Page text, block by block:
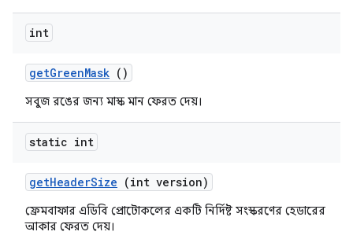
int
getGreenMask ()
সবুজ রঙের জন্য মাস্ক মান ফেরত দেয়।
static int
getHeaderSize (int version)
ফ্রেমবাফার এডিবি প্রোটোকলের একটি নির্দিষ্ট সংস্করণের হেডারের
আকার ফেরত দেয়।